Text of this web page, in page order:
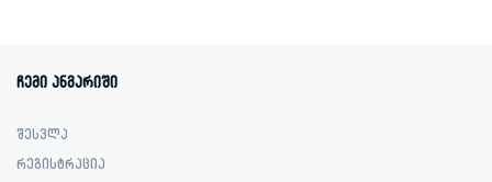
ჩემი ანგარიში
შესვლა
რეგისტრაცია